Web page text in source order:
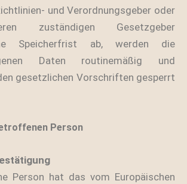
und Verordnungsgeber oder
zuständigen Gesetzgeber
Speicherfrist ab, werden die
Daten routinemäßig und
gesetzlichen Vorschriften gesperrt
Person
Person hat das vom Europäischen